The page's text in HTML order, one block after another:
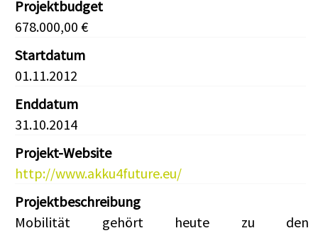
Projektbudget
678.000,00 €
Startdatum
01.11.2012
Enddatum
31.10.2014
Projekt-Website
http://www.akku4future.eu/
Projektbeschreibung
Mobilität gehört heute zu den